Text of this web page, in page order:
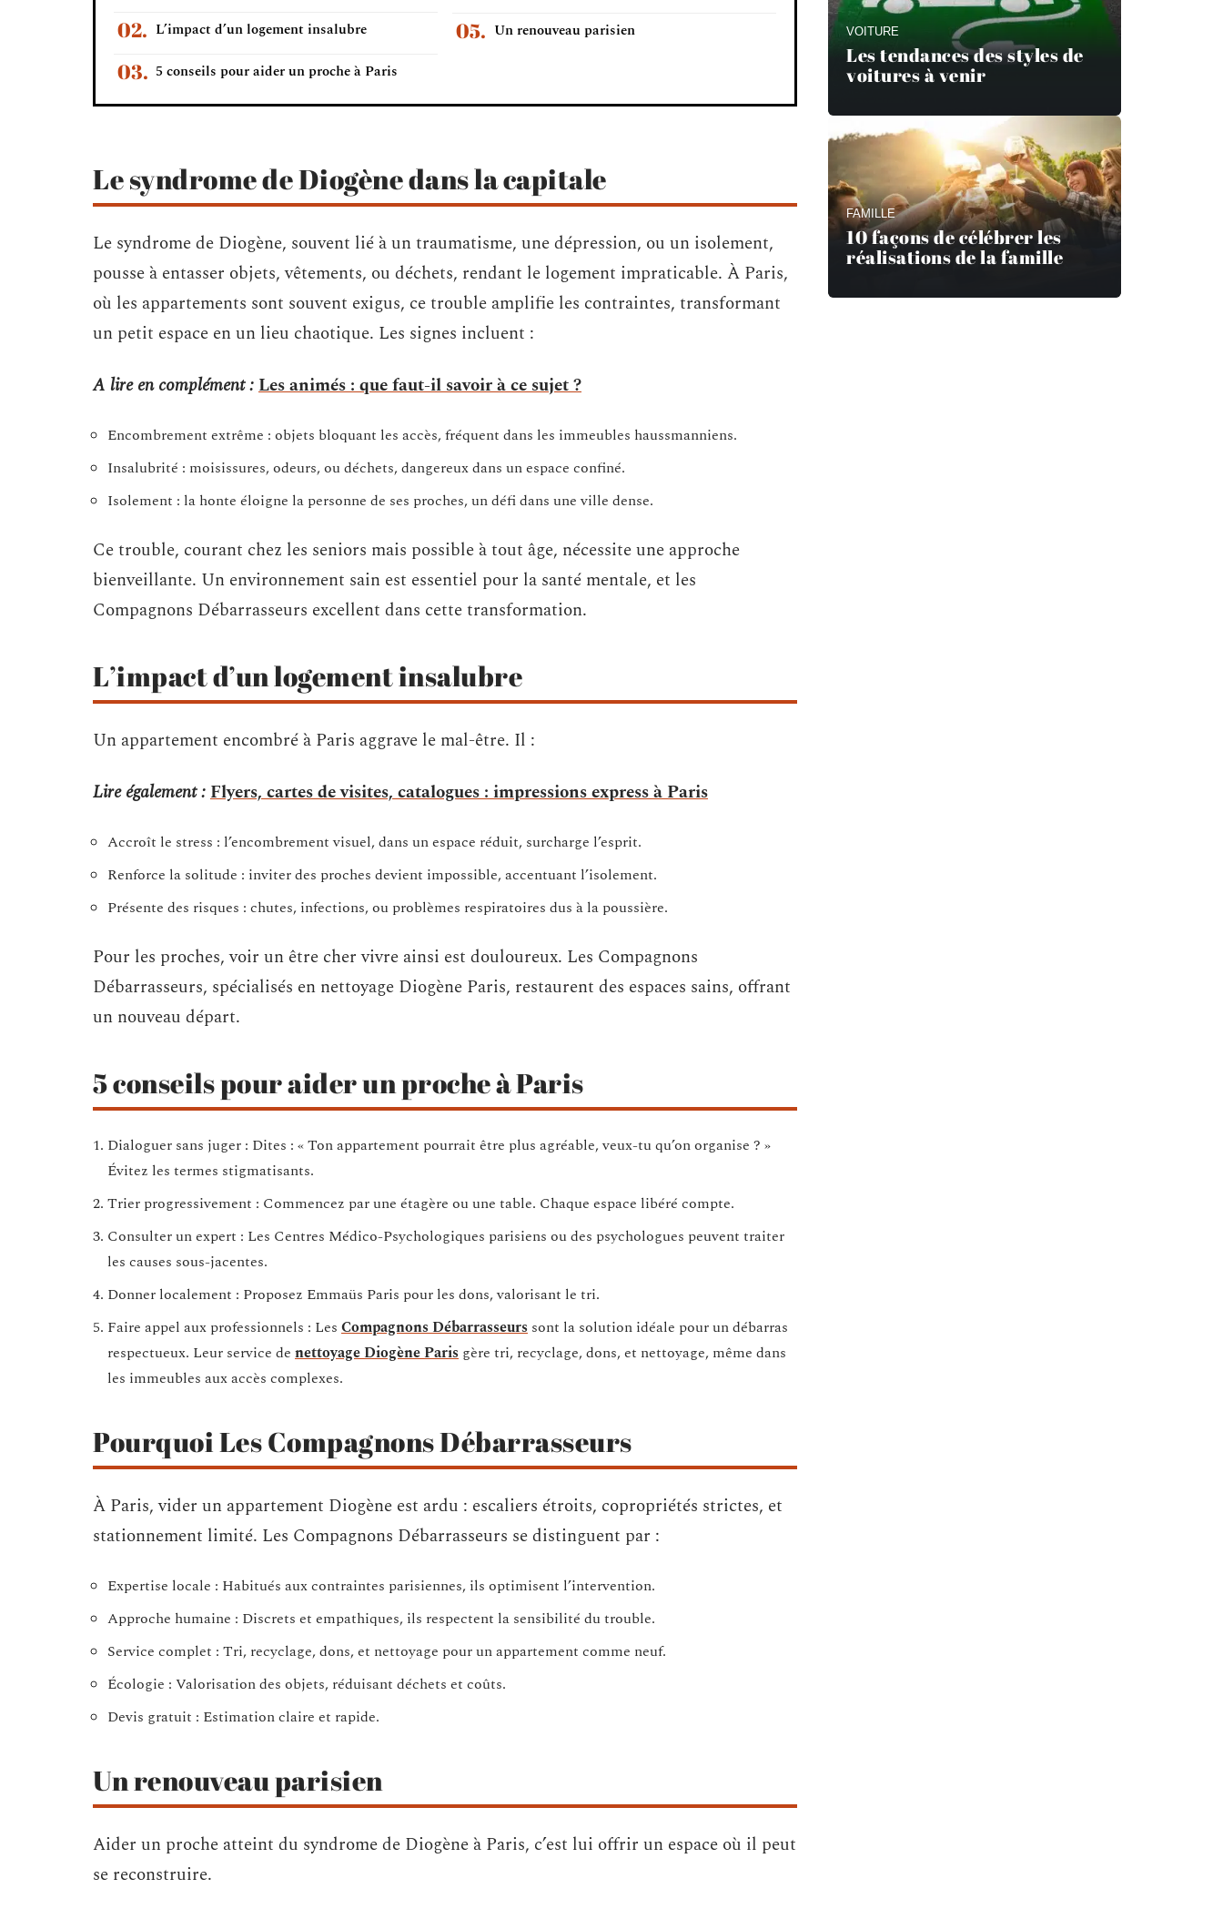
L’impact d’un logement insalubre
5 conseils pour aider un proche à Paris
Un renouveau parisien
Le syndrome de Diogène dans la capitale
Le syndrome de Diogène, souvent lié à un traumatisme, une dépression, ou un isolement,
pousse à entasser objets, vêtements, ou déchets, rendant le logement impraticable. À Paris,
où les appartements sont souvent exigus, ce trouble amplifie les contraintes, transformant
un petit espace en un lieu chaotique. Les signes incluent :
A lire en complément :Les animés : que faut-il savoir à ce sujet ?
Encombrement extrême : objets bloquant les accès, fréquent dans les immeubles haussmanniens.
Insalubrité : moisissures, odeurs, ou déchets, dangereux dans un espace confiné.
Isolement : la honte éloigne la personne de ses proches, un défi dans une ville dense.
Ce trouble, courant chez les seniors mais possible à tout âge, nécessite une approche
bienveillante. Un environnement sain est essentiel pour la santé mentale, et les
Compagnons Débarrasseurs excellent dans cette transformation.
L’impact d’un logement insalubre
Un appartement encombré à Paris aggrave le mal-être. Il :
Lire également :Flyers, cartes de visites, catalogues : impressions express à Paris
Accroît le stress : l’encombrement visuel, dans un espace réduit, surcharge l’esprit.
Renforce la solitude : inviter des proches devient impossible, accentuant l’isolement.
Présente des risques : chutes, infections, ou problèmes respiratoires dus à la poussière.
Pour les proches, voir un être cher vivre ainsi est douloureux. Les Compagnons
Débarrasseurs, spécialisés en nettoyage Diogène Paris, restaurent des espaces sains, offrant
un nouveau départ.
5 conseils pour aider un proche à Paris
Dialoguer sans juger : Dites : « Ton appartement pourrait être plus agréable, veux-tu qu’on organise ? »
Évitez les termes stigmatisants.
Trier progressivement : Commencez par une étagère ou une table. Chaque espace libéré compte.
Consulter un expert : Les Centres Médico-Psychologiques parisiens ou des psychologues peuvent traiter
les causes sous-jacentes.
Donner localement : Proposez Emmaüs Paris pour les dons, valorisant le tri.
Faire appel aux professionnels : Les Compagnons Débarrasseurs sont la solution idéale pour un débarras
respectueux. Leur service de nettoyage Diogène Paris gère tri, recyclage, dons, et nettoyage, même dans
les immeubles aux accès complexes.
Pourquoi Les Compagnons Débarrasseurs
À Paris, vider un appartement Diogène est ardu : escaliers étroits, copropriétés strictes, et
stationnement limité. Les Compagnons Débarrasseurs se distinguent par :
Expertise locale : Habitués aux contraintes parisiennes, ils optimisent l’intervention.
Approche humaine : Discrets et empathiques, ils respectent la sensibilité du trouble.
Service complet : Tri, recyclage, dons, et nettoyage pour un appartement comme neuf.
Écologie : Valorisation des objets, réduisant déchets et coûts.
Devis gratuit : Estimation claire et rapide.
Un renouveau parisien
Aider un proche atteint du syndrome de Diogène à Paris, c’est lui offrir un espace où il peut
se reconstruire.
VOITURE
Les tendances des styles de
voitures à venir
FAMILLE
10 façons de célébrer les
réalisations de la famille